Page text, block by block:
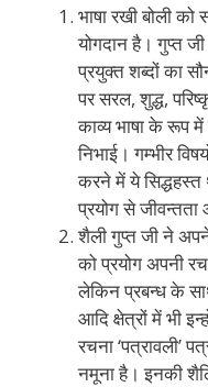
भाषा रखी बोली को
योगदान है। गुप्त जी
प्रयुक्त शब्दों का
पर सरल, शुद्ध,
काव्य भाषा के रूप
निभाई। गम्भीर
करने में ये सिद्धहस्त
प्रयोग से
शैली गुप्त जी ने
को प्रयोग अपनी
लेकिन प्रबन्ध के
आदि क्षेत्रों में भी
रचना ‘पत्रावली’
नमूना है। इनकी